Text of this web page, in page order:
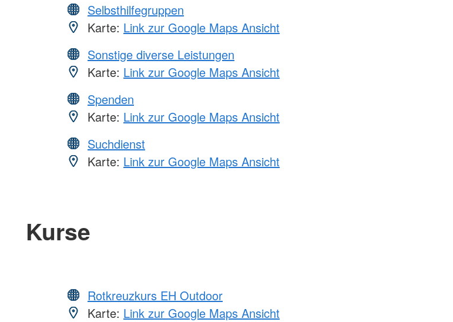
Selbsthilfegruppen
Karte: Link zur Google Maps Ansicht
Sonstige diverse Leistungen
Karte: Link zur Google Maps Ansicht
Spenden
Karte: Link zur Google Maps Ansicht
Suchdienst
Karte: Link zur Google Maps Ansicht
Kurse
Rotkreuzkurs EH Outdoor
Karte: Link zur Google Maps Ansicht